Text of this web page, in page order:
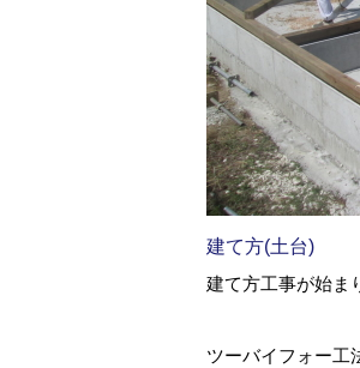
建て方(土台)
建て方工事が始ま
ツーバイフォー工